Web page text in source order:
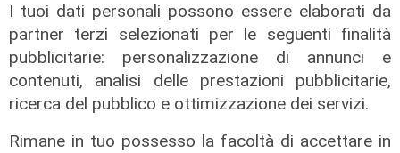
I tuoi dati personali possono essere elaborati da
partner terzi selezionati per le seguenti finalità
pubblicitarie: personalizzazione di annunci e
contenuti, analisi delle prestazioni pubblicitarie,
ricerca del pubblico e ottimizzazione dei servizi.
Rimane in tuo possesso la facoltà di accettare in
Da Regione Liguria 100mila euro per
l'accoglienza di persone fragili: 14
nuovi posti
07/08/2026
di r.c.